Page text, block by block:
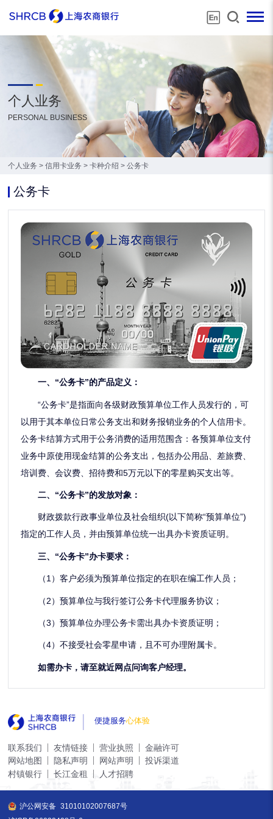
个人业务
PERSONAL BUSINESS
个人业务 >信用卡业务 >卡种介绍 >公务卡
公务卡
一、“公务卡”的产品定义：
“公务卡”是指面向各级财政预算单位工作人员发行的，可
以用于其本单位日常公务支出和财务报销业务的个人信用卡。
公务卡结算方式用于公务消费的适用范围含：各预算单位支付
业务中原使用现金结算的公务支出，包括办公用品、差旅费、
培训费、会议费、招待费和5万元以下的零星购买支出等。
二、“公务卡”的发放对象：
财政拨款行政事业单位及社会组织(以下简称“预算单位”)
指定的工作人员，并由预算单位统一出具办卡资质证明。
三、“公务卡”办卡要求：
（1）客户必须为预算单位指定的在职在编工作人员；
（2）预算单位与我行签订公务卡代理服务协议；
（3）预算单位办理公务卡需出具办卡资质证明；
（4）不接受社会零星申请，且不可办理附属卡。
如需办卡，请至就近网点问询客户经理。
便捷服务心体验
联系我们 友情链接 营业执照
金融许可
网站地图
隐私声明 网站声明
投诉渠道
村镇银行
长江金租 人才招聘
沪公网安备 31010102007687号